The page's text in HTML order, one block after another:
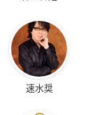
速水奨